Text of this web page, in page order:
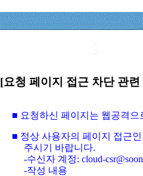
[요청 페이지 접근 차단 관
■ 요청하신 페이지는 웹공격
■ 정상 사용자의 페이지 접근
주시기 바랍니다.
-수신자 계정: cloud-
-작성 내용